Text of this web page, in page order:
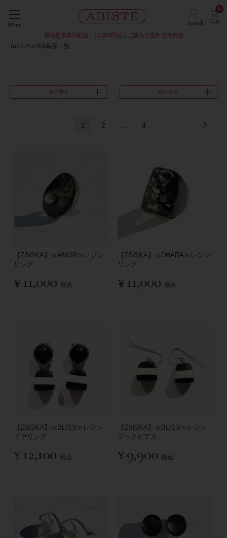
Menu Search Cart
0
最短翌営業日配送・11,000円以上ご購入で送料当社負担
Top ZSiSKA商品一覧
並び替え 絞り込み
1 2 4
【ZSiSKA】≪AMOR≫レジン
リング
¥ 11,000 税込
【ZSiSKA】≪DHARA≫レジン
リング
¥ 11,000 税込
【ZSiSKA】≪BLISS≫レジン
イヤリング
¥ 12,100 税込
【ZSiSKA】≪BLISS≫レジン
フックピアス
¥9,900 税込